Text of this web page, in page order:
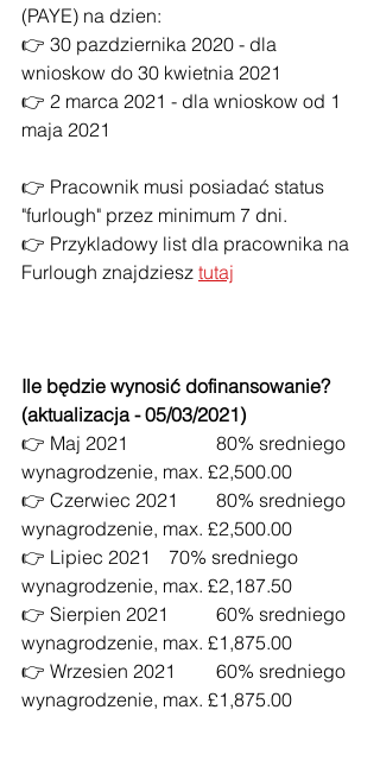
(PAYE) na dzien:
👉 30 pazdziernika 2020 - dla
wnioskow do 30 kwietnia 2021
👉 2 marca 2021 - dla wnioskow od 1
maja 2021
👉 Pracownik musi posiadać status
"furlough" przez minimum 7 dni.
👉 Przykladowy list dla pracownika na
Furlough znajdziesz tutaj
Ile będzie wynosić dofinansowanie?
(aktualizacja - 05/03/2021)
👉 Maj 2021		 80% sredniego
wynagrodzenie, max. £2,500.00
👉 Czerwiec 2021	 80% sredniego
wynagrodzenie, max. £2,500.00
👉 Lipiec 2021	 70% sredniego
wynagrodzenie, max. £2,187.50
👉 Sierpien 2021	 60% sredniego
wynagrodzenie, max. £1,875.00
👉 Wrzesien 2021	 60% sredniego
wynagrodzenie, max. £1,875.00